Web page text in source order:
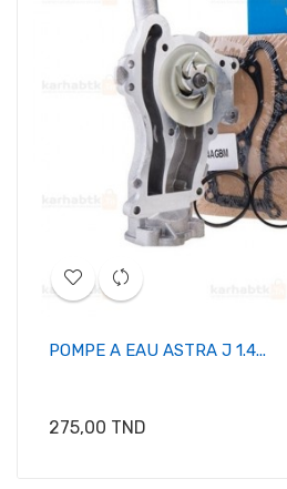
POMPE A EAU ASTRA J 1.4...
Prix
275,00 TND